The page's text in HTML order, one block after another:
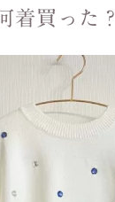
着買った？